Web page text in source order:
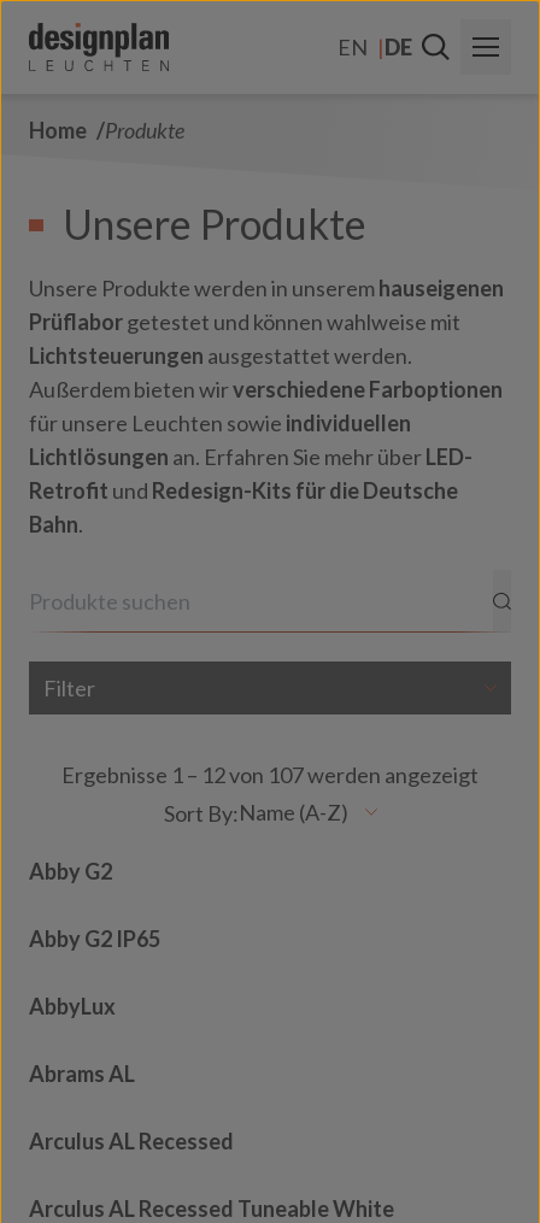
EN
DE
Kontakt
FAQs
Home Produkte
Unsere Produkte
Unsere Produkte werden in unseremhauseigenen
Prüflaborgetestet und können wahlweise mit
Lichtsteuerungen ausgestattet werden.
Außerdem bieten wirverschiedene Farboptionen
für unsere Leuchten sowie individuellen
Lichtlösungen an. Erfahren Sie mehr überLED-
Retrofit und Redesign-Kits für die Deutsche
Bahn.
Filter
Ergebnisse 1 – 12 von 107 werden angezeigt
Abby G2
Abby G2 IP65
AbbyLux
Abrams AL
Arculus AL Recessed
Arculus AL Recessed Tuneable White